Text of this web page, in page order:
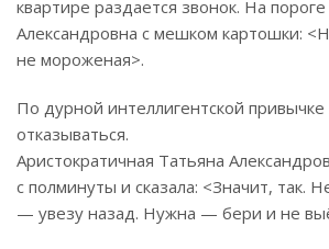
квартире раздается звонок. На
Александровна с мешком картошки:
не мороженая>.
По дурной интеллигентской
отказываться.
Аристократичная Татьяна
с полминуты и сказала: <Значит, так.
— увезу назад. Нужна — бери и не